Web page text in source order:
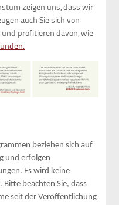
zeigen uns, dass wir
auch Sie sich von
profitieren davon, wie
beziehen sich auf
und erfolgen
Es wird keine
beachten Sie, dass
seit der Veröffentlichung